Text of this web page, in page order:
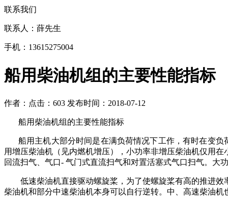
船用柴油机组的主要性能指标
作者： 点击：603 发布时间：2018-07-12
船用柴油机组的主要性能指标
船用主机大部分时间是在满负荷情况下工作，有时在变
用增压柴油机（见内燃机增压），小功率非增压柴油机仅用
回流扫气、气口- 气门式直流扫气和对置活塞式气口扫气。大
低速柴油机直接驱动螺旋桨，为了使螺旋桨有高的推进效
柴油机和部分中速柴油机本身可以自行逆转。中、高速柴油机
联系我们
联系人：薛先生
手机：13615275004